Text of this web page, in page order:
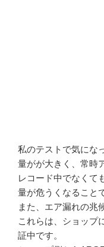
私のテストで気にな
量がが大きく、常時
レコード中でなくて
量が危うくなること
また、エア漏れの兆
これらは、ショップ
証中です。